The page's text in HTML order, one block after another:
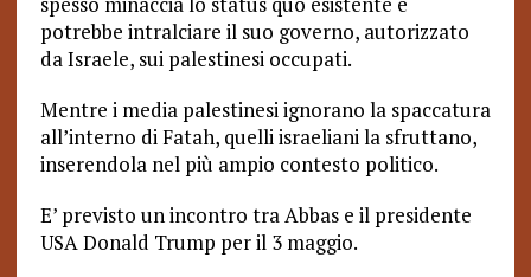
potrebbe intralciare il suo governo, autorizzato
da Israele, sui palestinesi occupati.
Mentre i media palestinesi ignorano la spaccatura
all’interno di Fatah, quelli israeliani la sfruttano,
inserendola nel più ampio contesto politico.
E’ previsto un incontro tra Abbas e il presidente
USA Donald Trump per il 3 maggio.